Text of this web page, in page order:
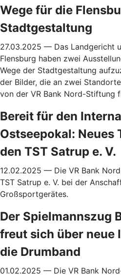
Wege für die
Stadtgestaltung
27.03.2025 — Das Landgericht
Flensburg haben zwei
Wege der Stadtgestaltung
der Bilder, die an zwei
von der VR Bank Nord-Stiftung
Bereit für den
Ostseepokal: Neues
den TST Satrup e. V.
12.02.2025 — Die VR Bank
TST Satrup e. V. bei der
Großsportgerätes.
Der Spielmannszug
freut sich über neue
die Drumband
01.02.2025 — Die VR Bank